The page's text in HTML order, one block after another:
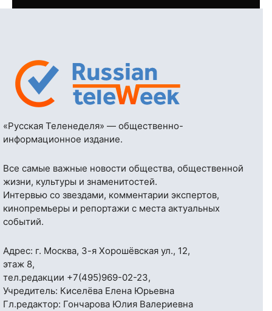
«Русская Теленеделя» — общественно-
информационное издание.
Все самые важные новости общества, общественной
жизни, культуры и знаменитостей.
Интервью со звездами, комментарии экспертов,
кинопремьеры и репортажи с места актуальных
событий.
Адрес: г. Москва, 3-я Хорошёвская ул., 12,
этаж 8,
тел.редакции +7(495)969-02-23,
Учредитель: Киселёва Елена Юрьевна
Гл.редактор: Гончарова Юлия Валериевна